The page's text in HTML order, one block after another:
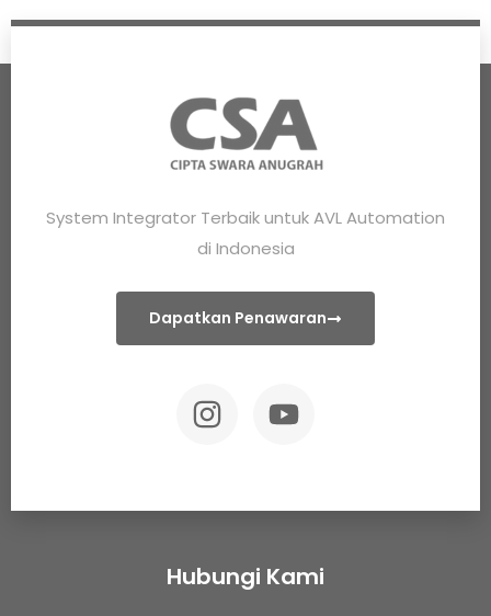
System Integrator Terbaik untuk AVL Automation
di Indonesia
Dapatkan Penawaran
Hubungi Kami